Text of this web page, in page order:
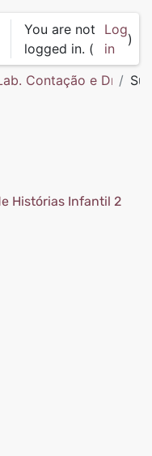
You are not
logged in. (
Log
in
)
Diocesano Infantil
Infantil
Contação e
Histórias Infantil 2